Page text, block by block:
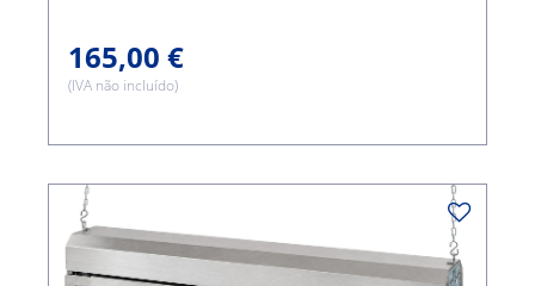
165,00 €
(IVA não incluído)